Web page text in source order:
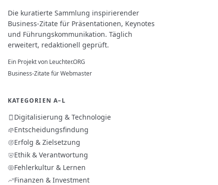
Die kuratierte Sammlung inspirierender
Business-Zitate für Präsentationen, Keynotes
und Führungskommunikation. Täglich
erweitert, redaktionell geprüft.
Ein Projekt von Leuchter.ORG
Business-Zitate für Webmaster
KATEGORIEN A–L
Digitalisierung & Technologie
Entscheidungsfindung
Erfolg & Zielsetzung
Ethik & Verantwortung
Fehlerkultur & Lernen
Finanzen & Investment